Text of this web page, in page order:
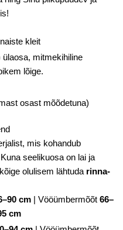
kleit
mitmekihiline
lõige.
osast mõõdetuna)
mis kohandub
seelikuosa on lai ja
olulisem lähtuda rinna-
cm | Vööümbermõõt 66–
cm